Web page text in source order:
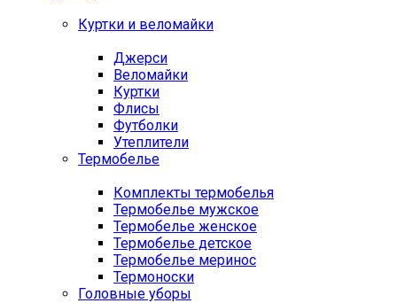
Куртки и веломайки
Джерси
Веломайки
Куртки
Флисы
Футболки
Утеплители
Термобелье
Комплекты термобелья
Термобелье мужское
Термобелье женское
Термобелье детское
Термобелье меринос
Термоноски
Головные уборы